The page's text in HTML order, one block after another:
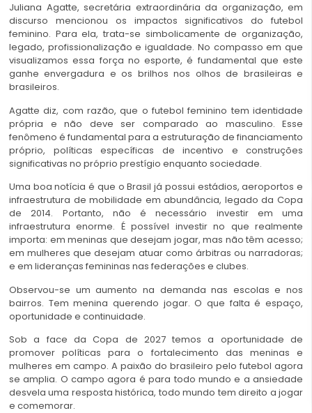
Juliana Agatte, secretária extraordinária da organização, em
discurso mencionou os impactos significativos do futebol
feminino. Para ela, trata-se simbolicamente de organização,
legado, profissionalização e igualdade. No compasso em que
visualizamos essa força no esporte, é fundamental que este
ganhe envergadura e os brilhos nos olhos de brasileiras e
brasileiros.
Agatte diz, com razão, que o futebol feminino tem identidade
própria e não deve ser comparado ao masculino. Esse
fenômeno é fundamental para a estruturação de financiamento
próprio, políticas específicas de incentivo e construções
significativas no próprio prestígio enquanto sociedade.
Uma boa notícia é que o Brasil já possui estádios, aeroportos e
infraestrutura de mobilidade em abundância, legado da Copa
de 2014. Portanto, não é necessário investir em uma
infraestrutura enorme. É possível investir no que realmente
importa: em meninas que desejam jogar, mas não têm acesso;
em mulheres que desejam atuar como árbitras ou narradoras;
e em lideranças femininas nas federações e clubes.
Observou-se um aumento na demanda nas escolas e nos
bairros. Tem menina querendo jogar. O que falta é espaço,
oportunidade e continuidade.
Sob a face da Copa de 2027 temos a oportunidade de
promover políticas para o fortalecimento das meninas e
mulheres em campo. A paixão do brasileiro pelo futebol agora
se amplia. O campo agora é para todo mundo e a ansiedade
desvela uma resposta histórica, todo mundo tem direito a jogar
e comemorar.